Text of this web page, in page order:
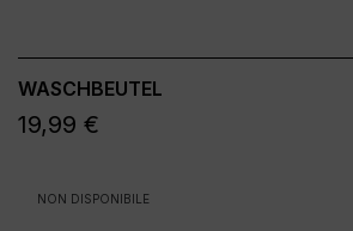
WASCHBEUTEL
19,99 €
NON DISPONIBILE